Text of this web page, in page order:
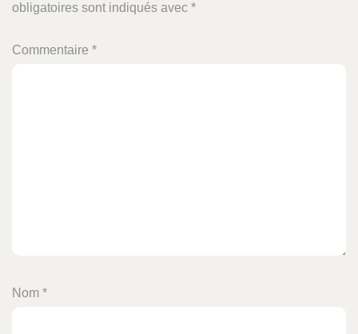
obligatoires sont indiqués avec *
Commentaire *
Nom *